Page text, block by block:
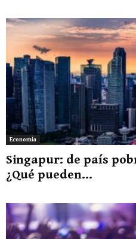
Economía
Singapur: de país
¿Qué pueden...